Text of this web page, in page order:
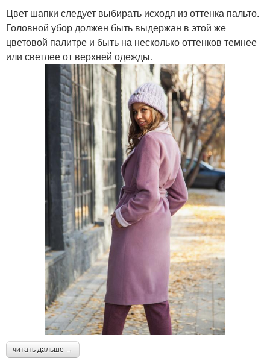
Цвет шапки следует выбирать исходя из оттенка пальто.
Головной убор должен быть выдержан в этой же
цветовой палитре и быть на несколько оттенков темнее
или светлее от верхней одежды.
читать дальше →